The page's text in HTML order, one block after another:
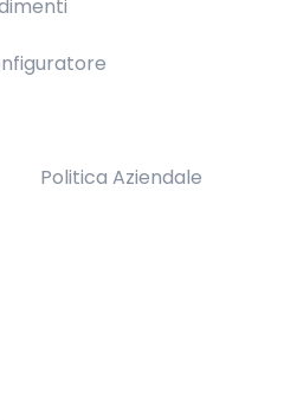
Politica Aziendale